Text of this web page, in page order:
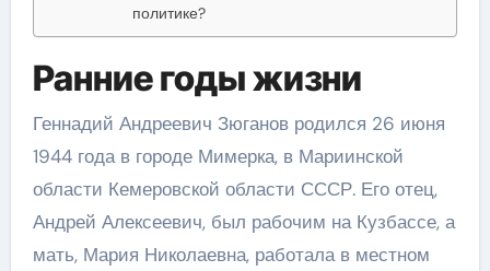
политике?
Ранние годы жизни
Геннадий Андреевич Зюганов родился 26 июня
1944 года в городе Мимерка, в Мариинской
области Кемеровской области СССР. Его отец,
Андрей Алексеевич, был рабочим на Кузбассе, а
мать, Мария Николаевна, работала в местном